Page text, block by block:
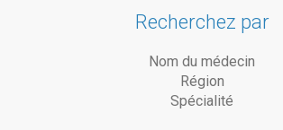
Recherchez par
Nom du médecin
Région
Spécialité